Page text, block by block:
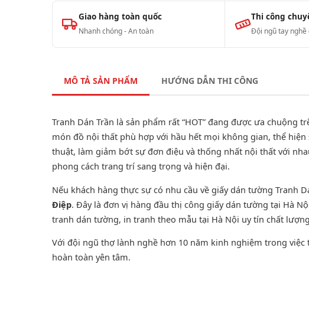
Giao hàng toàn quốc
Nhanh chóng - An toàn
Thi công
Đội ngũ tay nghề
MÔ TẢ SẢN PHẨM HƯỚNG DẪN THI CÔNG
Tranh Dán Trần là sản phẩm rất “HOT” đang được ưa
món đồ nội thất phù hợp với hầu hết mọi không gian, thể
thuật, làm giảm bớt sự đơn điệu và thống nhất nội thất với
phong cách trang trí sang trọng và hiện đại.
Nếu khách hàng thực sự có nhu cầu về giấy dán tường Tranh
Điệp. Đây là đơn vị hàng đầu thị công giấy dán tường tại Hà
tranh dán tường, in tranh theo mẫu tại Hà Nội uy tín chất
Với đội ngũ thợ lành nghề hơn 10 năm kinh nghiệm trong việc
hoàn toàn yên tâm.